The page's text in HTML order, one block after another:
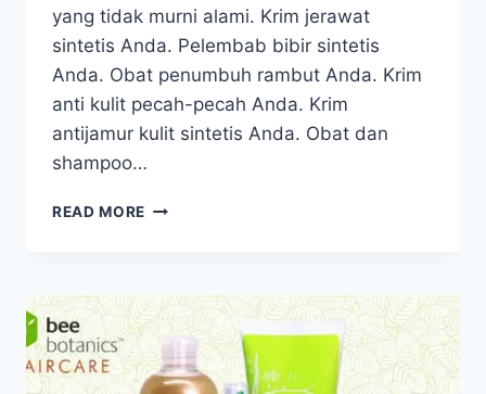
yang tidak murni alami. Krim jerawat
sintetis Anda. Pelembab bibir sintetis
Anda. Obat penumbuh rambut Anda. Krim
anti kulit pecah-pecah Anda. Krim
antijamur kulit sintetis Anda. Obat dan
shampoo…
READ MORE MAZANTA
PRODUK
ORGANIK
RAMBUT,
WAJAH